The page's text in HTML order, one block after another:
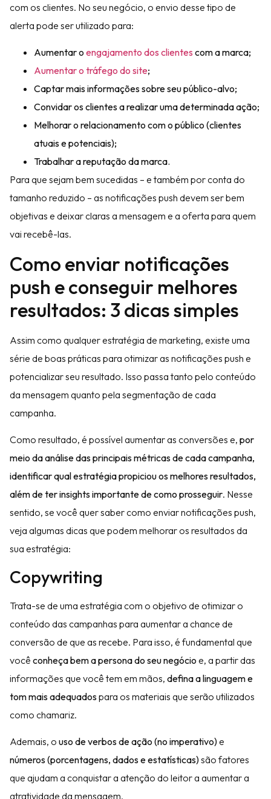
com os clientes. No seu negócio, o envio desse tipo de
alerta pode ser utilizado para:
Aumentar o engajamento dos clientes com a marca;
Aumentar o tráfego do site;
Captar mais informações sobre seu público-alvo;
Convidar os clientes a realizar uma determinada ação;
Melhorar o relacionamento com o público (clientes
atuais e potenciais);
Trabalhar a reputação da marca.
Para que sejam bem sucedidas – e também por conta do
tamanho reduzido – as notificações push devem ser bem
objetivas e deixar claras a mensagem e a oferta para quem
vai recebê-las.
Como enviar notificações
push e conseguir melhores
resultados: 3 dicas simples
Assim como qualquer estratégia de marketing, existe uma
série de boas práticas para otimizar as notificações push e
potencializar seu resultado. Isso passa tanto pelo conteúdo
da mensagem quanto pela segmentação de cada
campanha.
Como resultado, é possível aumentar as conversões e, por
meio da análise das principais métricas de cada campanha,
identificar qual estratégia propiciou os melhores resultados,
além de ter insights importante de como prosseguir. Nesse
sentido, se você quer saber como enviar notificações push,
veja algumas dicas que podem melhorar os resultados da
sua estratégia:
Copywriting
Trata-se de uma estratégia com o objetivo de otimizar o
conteúdo das campanhas para aumentar a chance de
conversão de que as recebe. Para isso, é fundamental que
você conheça bem a persona do seu negócio e, a partir das
informações que você tem em mãos, defina a linguagem e
tom mais adequadospara os materiais que serão utilizados
como chamariz.
Ademais, o uso de verbos de ação (no imperativo)e
números (porcentagens, dados e estatísticas)são fatores
que ajudam a conquistar a atenção do leitor a aumentar a
atratividade da mensagem.